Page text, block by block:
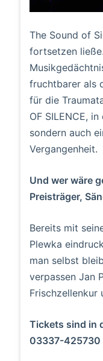
The Sound of
fortsetzen
fruchtbarer als
für die
OF SILENCE,
sondern auch
Vergangenheit.
Und wer wäre
Preisträger,
Bereits mit
Plewka
man selbst
verpassen Jan
Frischzellenkur
Tickets sind in
03337-425730